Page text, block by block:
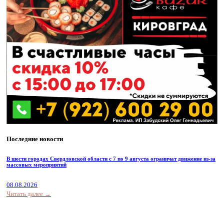
Последние новости
В шести городах Свердловской области с 7 по 9 августа ограничат движение из-за
массовых мероприятий
08.08.2026
Читать далее →